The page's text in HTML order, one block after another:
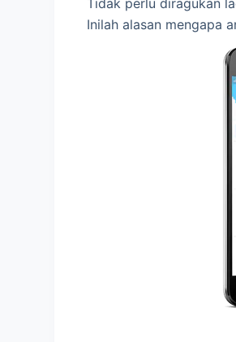
Tidak perlu diragukan
Inilah alasan mengapa